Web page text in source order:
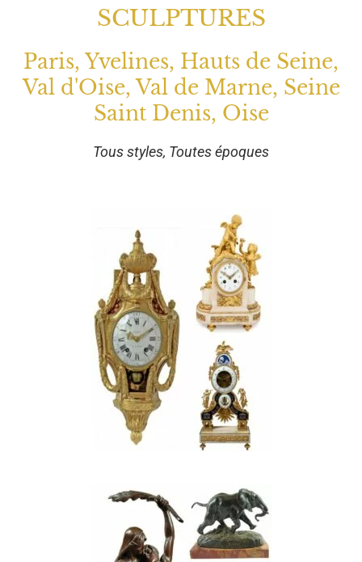
SCULPTURES
Paris, Yvelines, Hauts de Seine,
Val d'Oise, Val de Marne, Seine
Saint Denis, Oise
Tous styles, Toutes époques